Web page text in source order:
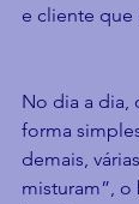
e cliente que
No dia a dia,
forma
demais,
misturam”, o